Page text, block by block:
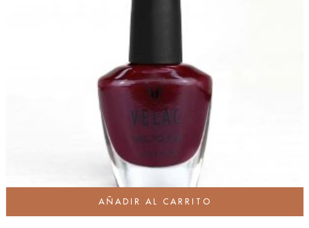
AÑADIR AL CARRITO